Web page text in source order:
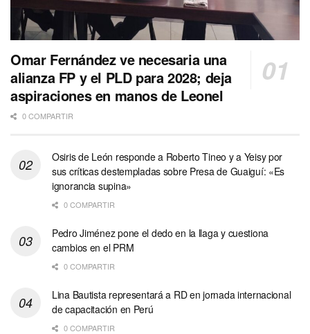
Omar Fernández ve necesaria una
alianza FP y el PLD para 2028; deja
aspiraciones en manos de Leonel
0 COMPARTIR
Osiris de León responde a Roberto Tineo y a Yeisy por
sus críticas destempladas sobre Presa de Guaiguí: «Es
ignorancia supina»
0 COMPARTIR
Pedro Jiménez pone el dedo en la llaga y cuestiona
cambios en el PRM
0 COMPARTIR
Lina Bautista representará a RD en jornada internacional
de capacitación en Perú
0 COMPARTIR